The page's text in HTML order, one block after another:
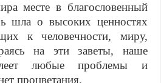
месте в благословенный
шла о высоких ценнос­тях
к человечности, миру,
на эти заветы, наше
любые проблемы и
процветания.